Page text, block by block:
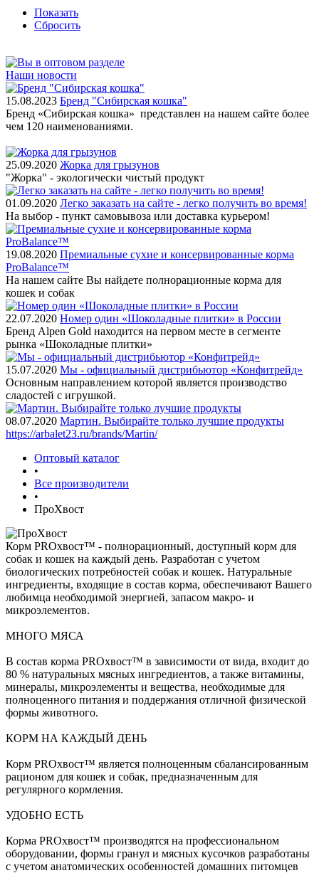
Показать
Сбросить
Наши новости
15.08.2023 Бренд "Сибирская кошка"
Бренд «Сибирская кошка» представлен на нашем сайте более
чем 120 наименованиями.
25.09.2020 Жорка для грызунов
"Жорка" - экологически чистый продукт
01.09.2020 Легко заказать на сайте - легко получить во время!
На выбор - пункт самовывоза или доставка курьером!
19.08.2020 Премиальные сухие и консервированные корма
ProBalance™
На нашем сайте Вы найдете полнорационные корма для
кошек и собак
22.07.2020 Номер один «Шоколадные плитки» в России
Бренд Alpen Gold находится на первом месте в сегменте
рынка «Шоколадные плитки»
15.07.2020 Мы - официальный дистрибьютор «Конфитрейд»
Основным направлением которой является производство
сладостей с игрушкой.
08.07.2020 Мартин. Выбирайте только лучшие продукты
https://arbalet23.ru/brands/Martin/
Оптовый каталог
•
Все производители
•
ПроХвост
Корм PROхвост™ - полнорационный, доступный корм для
собак и кошек на каждый день. Разработан с учетом
биологических потребностей собак и кошек. Натуральные
ингредиенты, входящие в состав корма, обеспечивают Вашего
любимца необходимой энергией, запасом макро- и
микроэлементов.
МНОГО МЯСА
В состав корма PROхвост™ в зависимости от вида, входит до
80 % натуральных мясных ингредиентов, а также витамины,
минералы, микроэлементы и вещества, необходимые для
полноценного питания и поддержания отличной физической
формы животного.
КОРМ НА КАЖДЫЙ ДЕНЬ
Корм PROхвост™ является полноценным сбалансированным
рационом для кошек и собак, предназначенным для
регулярного кормления.
УДОБНО ЕСТЬ
Корма PROхвост™ производятся на профессиональном
оборудовании, формы гранул и мясных кусочков разработаны
с учетом анатомических особенностей домашних питомцев